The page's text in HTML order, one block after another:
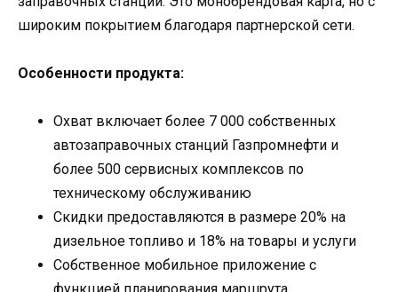
широким покрытием благодаря партнерской сети.
Особенности продукта:
Охват включает более 7 000 собственных
автозаправочных станций Газпромнефти и
более 500 сервисных комплексов по
техническому обслуживанию
Скидки предоставляются в размере 20% на
дизельное топливо и 18% на товары и услуги
Собственное мобильное приложение с